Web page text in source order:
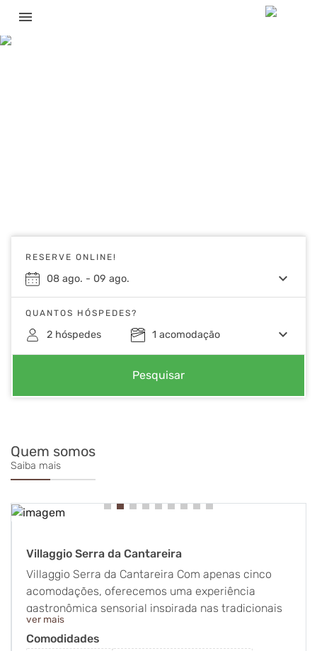
menu
RESERVE ONLINE!
08 ago. - 09 ago. keyboard_arrow_down
QUANTOS HÓSPEDES?
2 hóspedes 1 acomodação keyboard_arrow_down
Pesquisar
Quem somos
Saiba mais
Villaggio Serra da Cantareira
Villaggio Serra da Cantareira Com apenas cinco
acomodações, oferecemos uma experiência
gastronômica sensorial inspirada nas tradicionais
locandas italianas. Como em uma vila italiana, o
café da manhã, o almoço e o jantar são preparados
ver mais
Comodidades